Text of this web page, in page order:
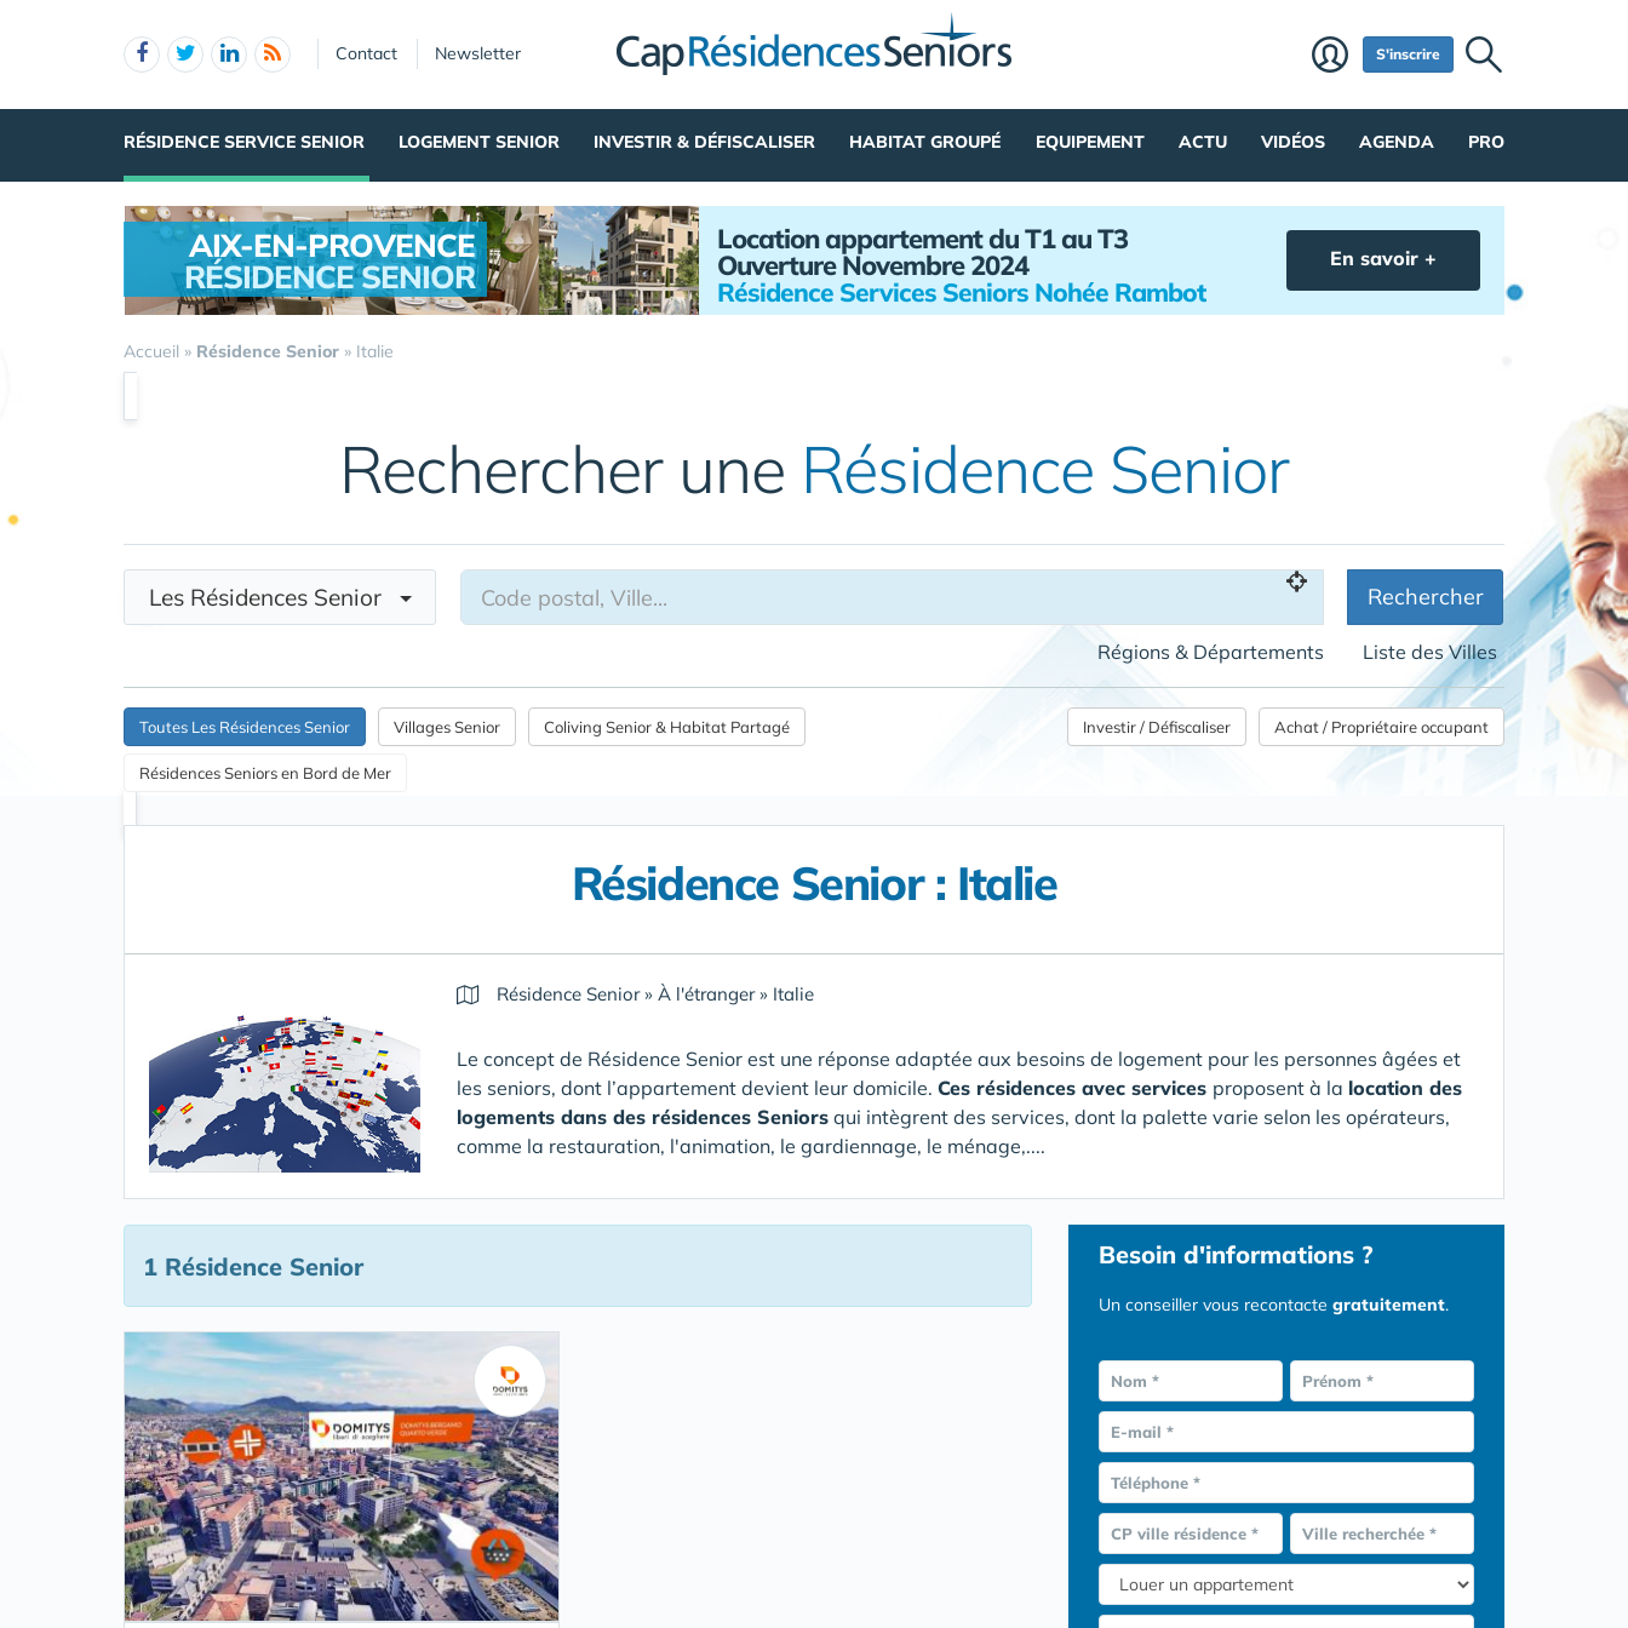
Contact Newsletter S'inscrire
RÉSIDENCE SERVICE SENIOR LOGEMENT SENIOR INVESTIR & DÉFISCALISER HABITAT GROUPÉ EQUIPEMENT ACTU VIDÉOS AGENDA PRO
AIX-EN-PROVENCE
RÉSIDENCE SENIOR
Location appartement du T1 au T3
Ouverture Novembre 2024
Résidence Services Seniors Nohée Rambot
En savoir +
Accueil » Résidence Senior » Italie
Rechercher une Résidence Senior
Les Résidences Senior Rechercher
Régions & Départements Liste des Villes
Toutes Les Résidences Senior Villages Senior Coliving Senior & Habitat Partagé
Résidences Seniors en Bord de Mer
Investir / Défiscaliser Achat / Propriétaire occupant
Résidence Senior : Italie
Résidence Senior» À l'étranger» Italie
Le concept de Résidence Senior est une réponse adaptée aux besoins de logement pour les personnes âgées et
les seniors, dont l’appartement devient leur domicile. Ces résidences avec services proposent à la location des
logements dans des résidences Seniors qui intègrent des services, dont la palette varie selon les opérateurs,
comme la restauration, l'animation, le gardiennage, le ménage,....
1 Résidence Senior Besoin d'informations ?
Un conseiller vous recontacte gratuitement.
Nom * Prénom *
E-mail *
Téléphone *
CP ville résidence * Ville recherchée *